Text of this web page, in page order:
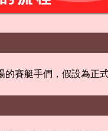
的賽艇手們，假設為正